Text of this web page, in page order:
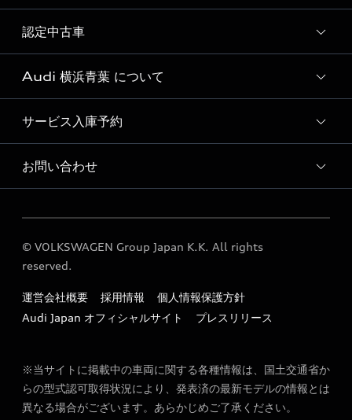
試乗車一覧
展示車一覧
新車検索
認定中古車
おすすめ認定中古車
Audi認定中古車検索
Audi 横浜青葉 について
Audi 横浜青葉 店舗情報
Audi Approved Automobile 横浜青葉 店舗情報
Audi 横浜青葉 運営会社概要
定期点検 / 車検 料金表
サービス入庫予約
Audi 横浜青葉 サービス入庫予約
お問い合わせ
各種お問い合わせ
© VOLKSWAGEN Group Japan K.K. All rights
reserved.
運営会社概要 採用情報
個人情報保護方針
Audi Japan オフィシャルサイト
プレスリリース
※当サイトに掲載中の車両に関する各種情報は、国土交通省か
らの型式認可取得状況により、発表済の最新モデルの情報とは
異なる場合がございます。あらかじめご了承ください。